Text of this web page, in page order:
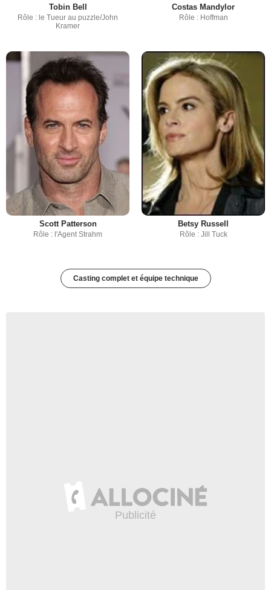
Tobin Bell
Rôle : le Tueur au puzzle/John
Kramer
Costas Mandylor
Rôle : Hoffman
Scott Patterson
Rôle : l'Agent Strahm
Betsy Russell
Rôle : Jill Tuck
Casting complet et équipe technique